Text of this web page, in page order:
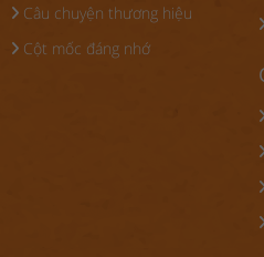
Câu chuyện thương hiệu
Cột mốc đáng nhớ